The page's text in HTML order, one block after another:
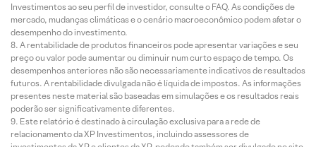
Investimentos ao seu perfil de investidor, consulte o FAQ. As condições de
mercado, mudanças climáticas e o cenário macroeconômico podem afetar o
desempenho do investimento.
A rentabilidade de produtos financeiros pode apresentar variações e seu
preço ou valor pode aumentar ou diminuir num curto espaço de tempo. Os
desempenhos anteriores não são necessariamente indicativos de resultados
futuros. A rentabilidade divulgada não é líquida de impostos. As informações
presentes neste material são baseadas em simulações e os resultados reais
poderão ser significativamente diferentes.
Este relatório é destinado à circulação exclusiva para a rede de
relacionamento da XP Investimentos, incluindo assessores de